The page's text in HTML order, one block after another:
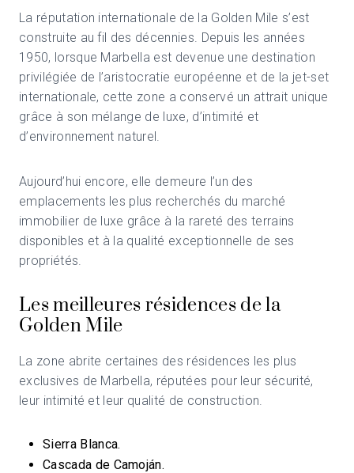
La réputation internationale de la Golden Mile s’est
construite au fil des décennies. Depuis les années
1950, lorsque Marbella est devenue une destination
privilégiée de l’aristocratie européenne et de la jet-set
internationale, cette zone a conservé un attrait unique
grâce à son mélange de luxe, d’intimité et
d’environnement naturel.
Aujourd’hui encore, elle demeure l’un des
emplacements les plus recherchés du marché
immobilier de luxe grâce à la rareté des terrains
disponibles et à la qualité exceptionnelle de ses
propriétés.
Les meilleures résidences de la
Golden Mile
La zone abrite certaines des résidences les plus
exclusives de Marbella, réputées pour leur sécurité,
leur intimité et leur qualité de construction.
Sierra Blanca.
Cascada de Camoján.